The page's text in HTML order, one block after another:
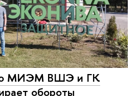
МИЭМ ВШЭ и ГК
обороты